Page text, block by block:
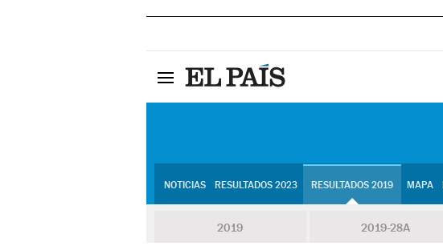
NOTICIAS RESULTADOS 2023 RESULTADOS 2019 MAPA
2019 2019-28A